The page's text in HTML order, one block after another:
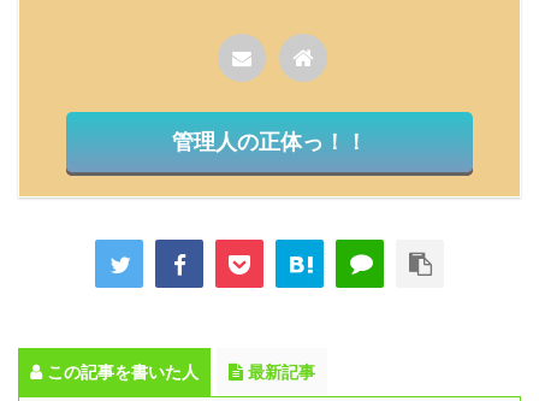
管理人の正体っ！！
この記事を書いた人 最新記事